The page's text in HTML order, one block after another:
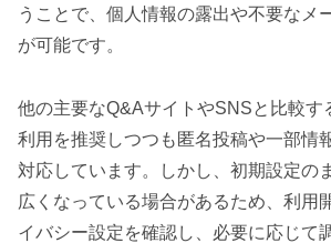
うことで、個人情報の露出や不要なメ
が可能です。
他の主要なQ&AサイトやSNSと比較す
利用を推奨しつつも匿名投稿や一部情
対応しています。しかし、初期設定の
広くなっている場合があるため、利用
イバシー設定を確認し、必要に応じて